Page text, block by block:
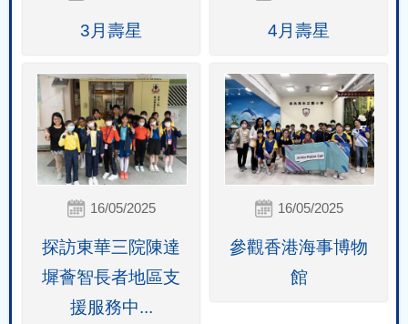
3月壽星 4月壽星
16/05/2025
探訪東華三院陳達
墀薈智長者地區支
援服務中...
16/05/2025
參觀香港海事博物
館